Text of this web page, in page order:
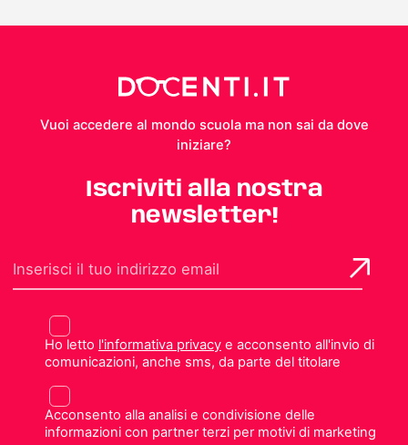
Vuoi accedere al mondo scuola ma non sai da dove
iniziare?
Iscriviti alla nostra
newsletter!
Ho letto l'informativa privacye acconsento all'invio di
comunicazioni, anche sms, da parte del titolare
Acconsento alla analisi e condivisione delle
informazioni con partner terzi per motivi di marketing